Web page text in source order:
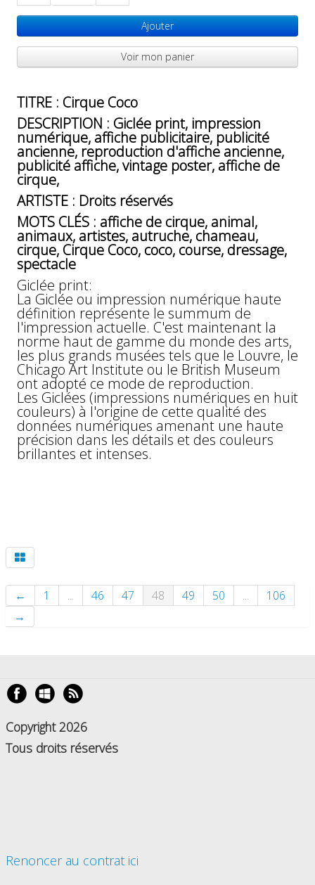
Ajouter
Voir mon panier
TITRE : Cirque Coco
DESCRIPTION : Giclée print, impression
numérique, affiche publicitaire, publicité
ancienne, reproduction d'affiche ancienne,
publicité affiche, vintage poster, affiche de
cirque,
ARTISTE : Droits réservés
MOTS CLÉS : affiche de cirque, animal,
animaux, artistes, autruche, chameau,
cirque, Cirque Coco, coco, course, dressage,
spectacle
Giclée print:
La Giclée ou impression numérique haute
définition représente le summum de
l'impression actuelle. C'est maintenant la
norme haut de gamme du monde des arts,
les plus grands musées tels que le Louvre, le
Chicago Art Institute ou le British Museum
ont adopté ce mode de reproduction.
Les Giclées (impressions numériques en huit
couleurs) à l'origine de cette qualité des
données numériques amenant une haute
précision dans les détails et des couleurs
brillantes et intenses.
← 1 ... 46 47 48 49 50 ...
106
→
Copyright 2026
Tous droits réservés
Renoncer au contrat ici